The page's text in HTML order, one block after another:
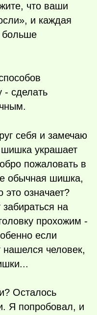
что ваши
и каждая
больше
- сделать
себя и замечаю
украшает
пожаловать в
обычная шишка,
означает?
на
прохожим -
если
нашелся человек,
Осталось
Я попробовал, и